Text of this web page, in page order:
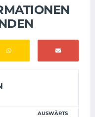
AUSWÄRTS